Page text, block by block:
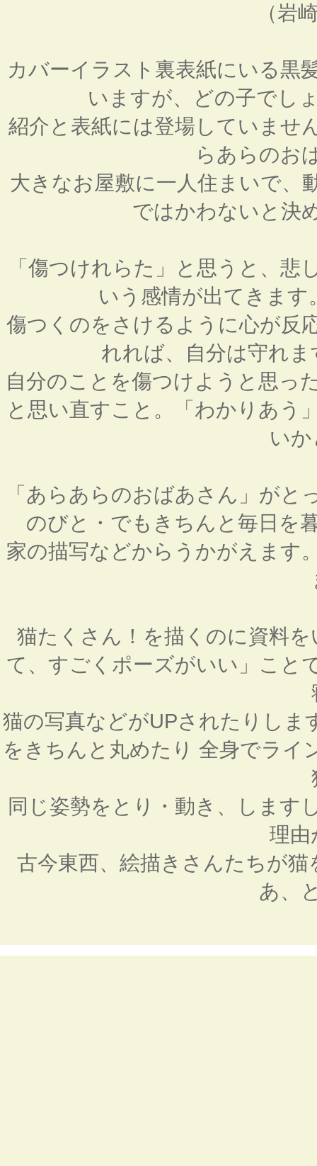
（岩
カバーイラスト裏表紙にいる黒
いますが、どの子でし
紹介と表紙には登場していませ
らあらのお
大きなお屋敷に一人住まいで、
ではかわないと決
「傷つけれらた」と思うと、
いう感情が出てきま
傷つくのをさけるように心が反
れれば、自分は守れ
自分のことを傷つけようと思っ
と思い直すこと。「わかりあう
い
「あらあらのおばあさん」が
のびと・でもきちんと毎日を
家の描写などからうかがえます
猫たくさん！を描くのに資料
て、すごくポーズがいい」こと
猫の写真などがUPされたりしま
をきちんと丸めたり 全身でライ
同じ姿勢をとり・動き、します
理由
古今東西、絵描きさんたちが
あ、